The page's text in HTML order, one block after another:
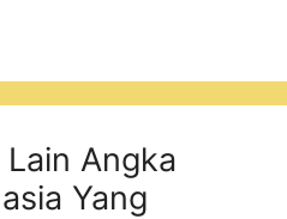
Angka
Yang